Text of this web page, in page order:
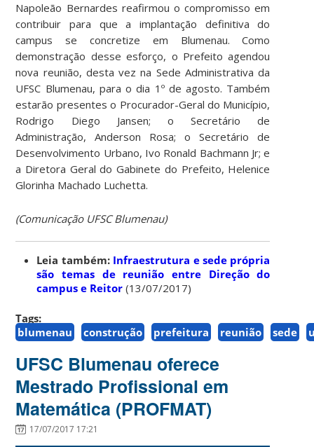
Napoleão Bernardes reafirmou o compromisso em
contribuir para que a implantação definitiva do
campus se concretize em Blumenau. Como
demonstração desse esforço, o Prefeito agendou
nova reunião, desta vez na Sede Administrativa da
UFSC Blumenau, para o dia 1º de agosto. Também
estarão presentes o Procurador-Geral do Município,
Rodrigo Diego Jansen; o Secretário de
Administração, Anderson Rosa; o Secretário de
Desenvolvimento Urbano, Ivo Ronald Bachmann Jr; e
a Diretora Geral do Gabinete do Prefeito, Helenice
Glorinha Machado Luchetta.
(Comunicação UFSC Blumenau)
Leia também: Infraestrutura e sede própria
são temas de reunião entre Direção do
campus e Reitor (13/07/2017)
Tags:
blumenau
construção prefeitura reunião sede
UFSC Blumenau oferece
Mestrado Profissional em
Matemática (PROFMAT)
17/07/2017 17:21